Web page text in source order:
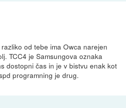
od tebe ima Owca narejen
TCC4 je Samsungova oznaka
dostopni čas in je v bistvu enak kot
programning je drug.